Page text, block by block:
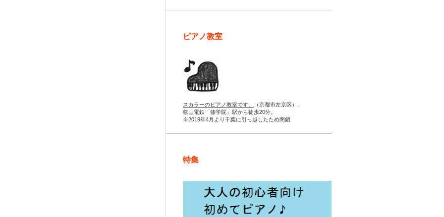
ピアノ教室
スカラーのピアノ教室です。
（京都市左京区）。
叡山電鉄「修学院」駅から徒歩20分。
※2019年4月より千葉に引っ越したため閉鎖
特集